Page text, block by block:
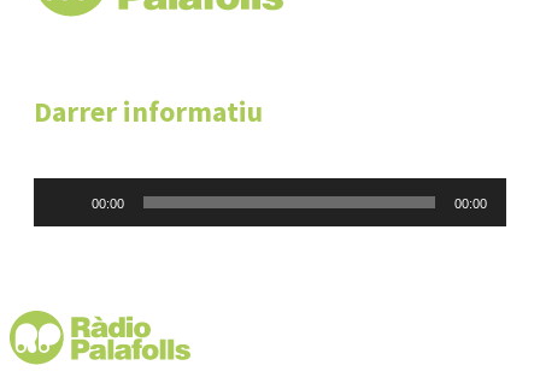
Darrer informatiu
00:00 00:00